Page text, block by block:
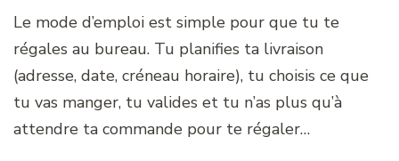
Le mode d’emploi est simple pour que tu te
régales au bureau. Tu planifies ta livraison
(adresse, date, créneau horaire), tu choisis ce que
tu vas manger, tu valides et tu n’as plus qu’à
attendre ta commande pour te régaler…